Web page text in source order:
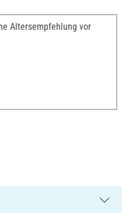
Altersempfehlung vor